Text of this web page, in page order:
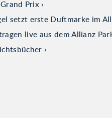
Prix
setzt erste Duftmarke im
live aus dem Allianz